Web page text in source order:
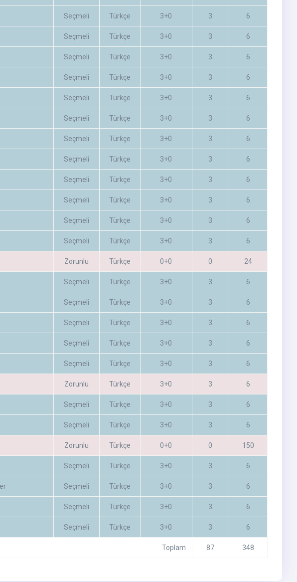
Seçmeli Türkçe 3+0 3 6
Seçmeli Türkçe 3+0 3 6
Seçmeli Türkçe 3+0 3 6
Seçmeli Türkçe 3+0 3 6
Seçmeli Türkçe 3+0 3 6
Seçmeli Türkçe 3+0 3 6
Seçmeli Türkçe 3+0 3 6
Seçmeli Türkçe 3+0 3 6
Seçmeli Türkçe 3+0 3 6
Seçmeli Türkçe 3+0 3 6
Seçmeli Türkçe 3+0 3 6
Seçmeli Türkçe 3+0 3 6
Zorunlu Türkçe 0+0 0 24
Seçmeli Türkçe 3+0 3 6
Seçmeli Türkçe 3+0 3 6
Seçmeli Türkçe 3+0 3 6
Seçmeli Türkçe 3+0 3 6
Seçmeli Türkçe 3+0 3 6
Zorunlu Türkçe 3+0 3 6
Seçmeli Türkçe 3+0 3 6
Seçmeli Türkçe 3+0 3 6
Zorunlu Türkçe 0+0 0 150
Seçmeli Türkçe 3+0 3 6
Seçmeli Türkçe 3+0 3 6
Seçmeli Türkçe 3+0 3 6
Seçmeli Türkçe 3+0 3 6
Toplam 87 348